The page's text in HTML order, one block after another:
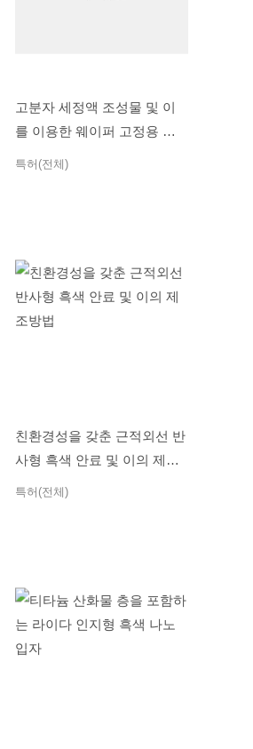
고분자 세정액 조성물 및 이
를 이용한 웨이퍼 고정용 접
특허(전체)
친환경성을 갖춘 근적외선 반
사형 흑색 안료 및 이의 제조
방법
특허(전체)